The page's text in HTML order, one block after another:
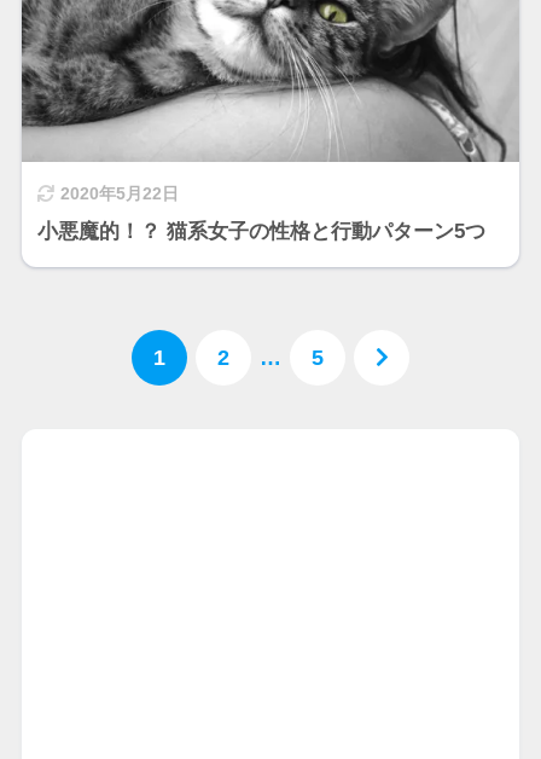
2020年5月22日
小悪魔的！？ 猫系女子の性格と行動パターン5つ
1 2 … 5